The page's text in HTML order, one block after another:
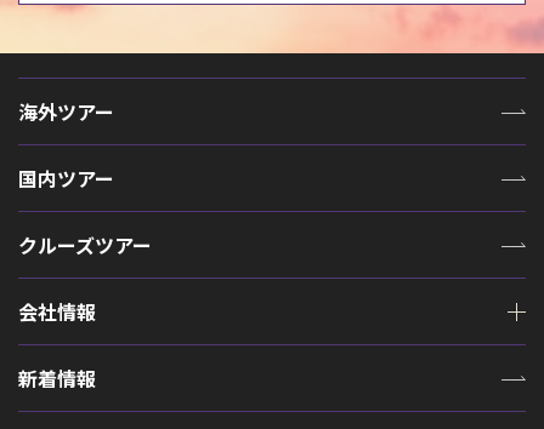
海外ツアー
国内ツアー
クルーズツアー
会社情報
新着情報